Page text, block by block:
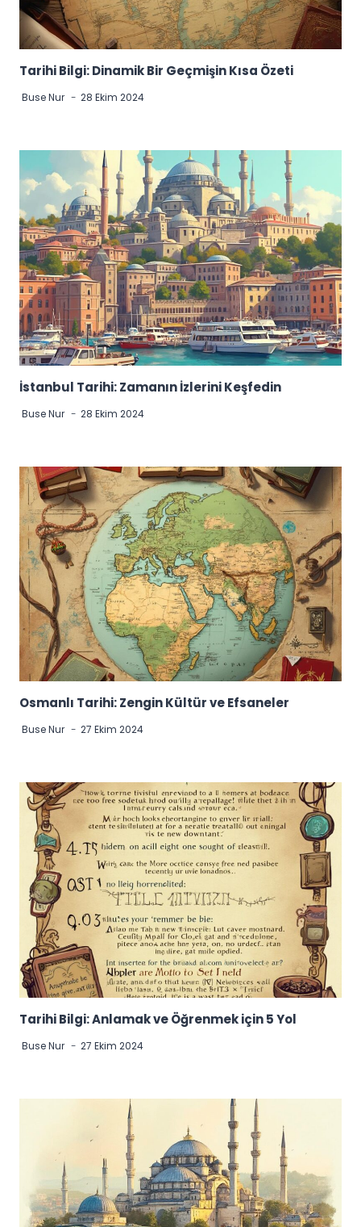
Tarihi Bilgi: Dinamik Bir Geçmişin Kısa Özeti
Buse Nur 28 Ekim 2024
İstanbul Tarihi: Zamanın İzlerini Keşfedin
Buse Nur 28 Ekim 2024
Osmanlı Tarihi: Zengin Kültür ve Efsaneler
Buse Nur 27 Ekim 2024
Tarihi Bilgi: Anlamak ve Öğrenmek için 5 Yol
Buse Nur 27 Ekim 2024